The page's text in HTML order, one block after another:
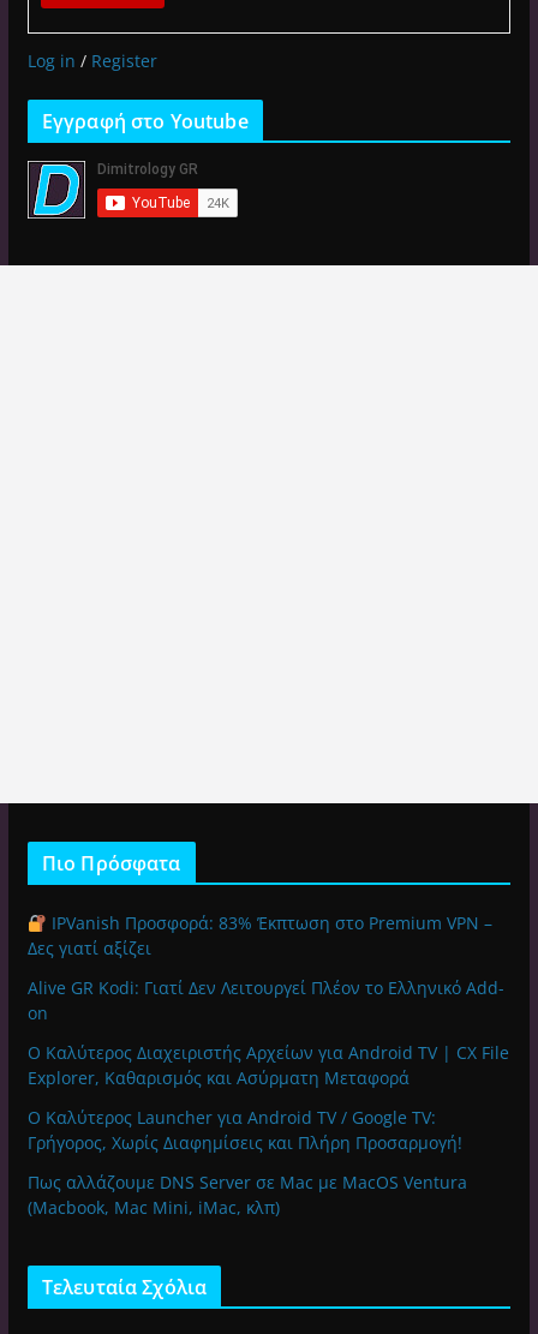
Log in / Register
Εγγραφή στο Youtube
Πιο Πρόσφατα
IPVanish Προσφορά: 83% Έκπτωση στο Premium VPN –
Δες γιατί αξίζει
Alive GR Kodi: Γιατί Δεν Λειτουργεί Πλέον το Ελληνικό Add-
on
Ο Καλύτερος Διαχειριστής Αρχείων για Android TV | CX File
Explorer, Καθαρισμός και Ασύρματη Μεταφορά
Ο Καλύτερος Launcher για Android TV / Google TV:
Γρήγορος, Χωρίς Διαφημίσεις και Πλήρη Προσαρμογή!
Πως αλλάζουμε DNS Server σε Mac με MacOS Ventura
(Macbook, Mac Mini, iMac, κλπ)
Τελευταία Σχόλια